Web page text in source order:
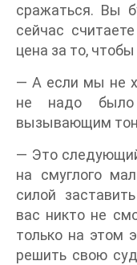
сражаться. Вы
сейчас
цена за то,
— А если мы не
не надо было
вызывающим
— Это
на смуглого
силой
вас никто не
только на этом
решить свою